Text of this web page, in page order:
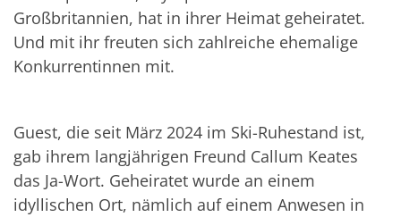
Großbritannien, hat in ihrer Heimat geheiratet.
Und mit ihr freuten sich zahlreiche ehemalige
Konkurrentinnen mit.
Guest, die seit März 2024 im Ski-Ruhestand ist,
gab ihrem langjährigen Freund Callum Keates
das Ja-Wort. Geheiratet wurde an einem
idyllischen Ort, nämlich auf einem Anwesen in